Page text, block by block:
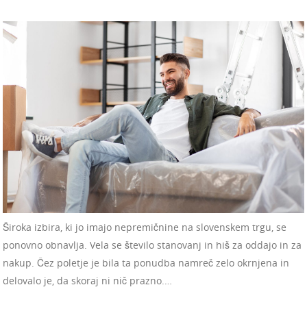
Široka izbira, ki jo imajo nepremičnine na slovenskem trgu, se
ponovno obnavlja. Vela se število stanovanj in hiš za oddajo in za
nakup. Čez poletje je bila ta ponudba namreč zelo okrnjena in
delovalo je, da skoraj ni nič prazno.…